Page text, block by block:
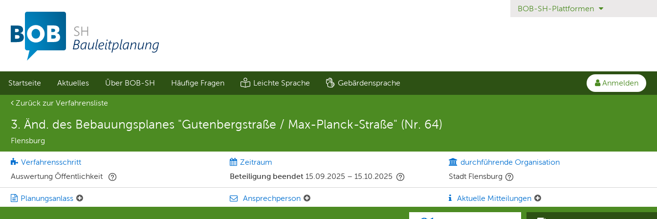
Sprungmenü
Direkt
Hauptnavigation
springen
Direkt
Inhalt
springen
BOB-SH-Plattformen
Startseite Aktuelles Über BOB-SH Häufige Fragen Leichte Sprache Gebärdensprache
Anmelden
Aktuelle Seite
Zurück zur Verfahrensliste
3. Änd. des Bebauungsplanes "Gutenbergstraße / Max-Planck-Straße" (Nr. 64)
Flensburg
Verfahrensschritt
Auswertung Öffentlichkeit
Zeitraum
Beteiligung beendet 15.09.2025 – 15.10.2025
durchführende Organisation
Stadt Flensburg
Planungsanlass Ansprechperson Aktuelle Mitteilungen